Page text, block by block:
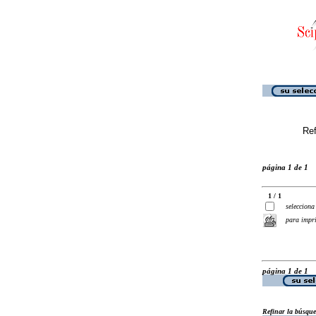
página 1 de 1
1 / 1
selecciona
para
página 1 de 1
Refinar la